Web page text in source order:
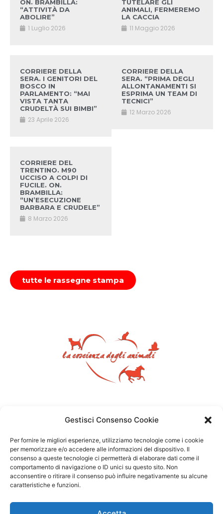
Gestisci Consenso Cookie
Per fornire le migliori esperienze, utilizziamo tecnologie come i cookie
per memorizzare e/o accedere alle informazioni del dispositivo. Il
consenso a queste tecnologie ci permetterà di elaborare dati come il
comportamento di navigazione o ID unici su questo sito. Non
acconsentire o ritirare il consenso può influire negativamente su alcune
caratteristiche e funzioni.
ON. BRAMBILLA:
“ATTIVITÀ DA
ABOLIRE”
1 Luglio 2026
TUTELARE GLI
ANIMALI, FERMEREMO
LA CACCIA
11 Maggio 2026
CORRIERE DELLA
SERA. I GENITORI DEL
BOSCO IN
PARLAMENTO: “MAI
VISTA TANTA
CRUDELTÀ SUI BIMBI”
23 Aprile 2026
CORRIERE DELLA
SERA. “PRIMA DEGLI
ALLONTANAMENTI SI
ESPRIMA UN TEAM DI
TECNICI”
12 Marzo 2026
CORRIERE DEL
TRENTINO. M90
UCCISO A COLPI DI
FUCILE. ON.
BRAMBILLA:
“UN’ESECUZIONE
BARBARA E CRUDELE”
8 Marzo 2026
tutte le rassegne stampa